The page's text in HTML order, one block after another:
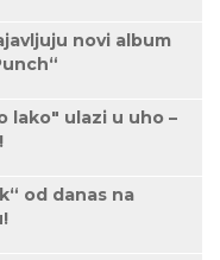
novi album
lako" ulazi u uho –
od danas na